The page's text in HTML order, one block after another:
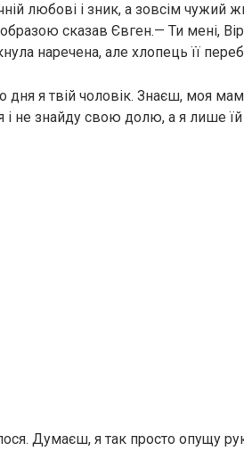
любові і зник, а зовсім чужий
сказав Євген.— Ти мені,
наречена, але хлопець її
дня я твій чоловік. Знаєш, моя
і не знайду свою долю, а я лише
Думаєш, я так просто опущу